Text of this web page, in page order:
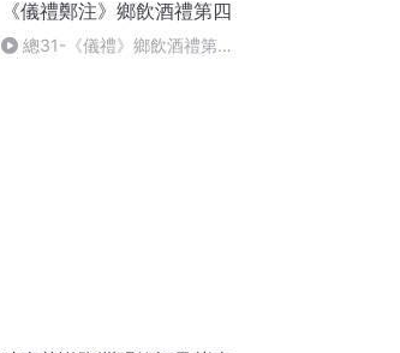
《儀禮鄭注》鄉飲酒禮第四
總31-《儀禮》鄉飲酒禮第